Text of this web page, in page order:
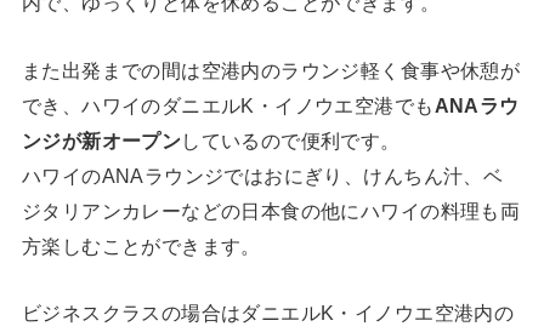
また出発までの間は空港内のラウンジ軽く食事や休憩が
でき、ハワイのダニエルK・イノウエ空港でも ANAラウ
ンジが新オープンしているので便利です。
ハワイのANAラウンジではおにぎり、けんちん汁、ベ
ジタリアンカレーなどの日本食の他にハワイの料理も両
方楽しむことができます。
ビジネスクラスの場合はダニエルK・イノウエ空港内の